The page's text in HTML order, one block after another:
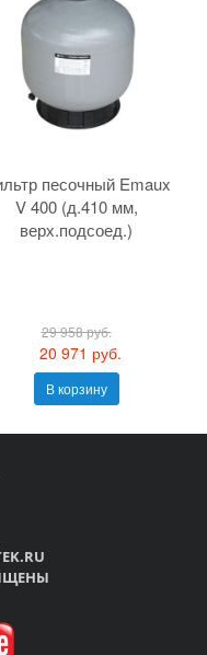
песочный Emaux
V 400 (д.410 мм,
верх.подсоед.)
29 958 руб.
20 971 руб.
В корзину